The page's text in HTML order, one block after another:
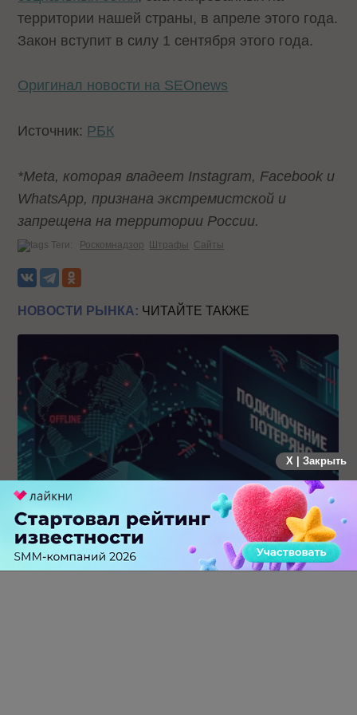
территории нашей страны, в апреле этого года.
Закон вступит в силу 1 сентября этого года.
Оригинал новости на SEOnews
Источник: РБК
*Meta, которая владеет Instagram, Facebook и
WhatsApp, признана экстремистской и
запрещена на территории России.
Теги: Роскомнадзор Штрафы Сайты
НОВОСТИ РЫНКА: ЧИТАЙТЕ ТАКЖЕ
Крупнейший сбой в рунете: пользователи не могут
попасть на популярные сайты
X | Закрыть